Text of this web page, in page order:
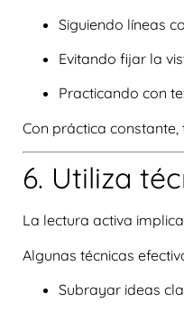
Siguiendo líneas
Evitando fijar la
Practicando con
Con práctica
6. Utiliza
La lectura activa
Algunas técnicas
Subrayar ideas